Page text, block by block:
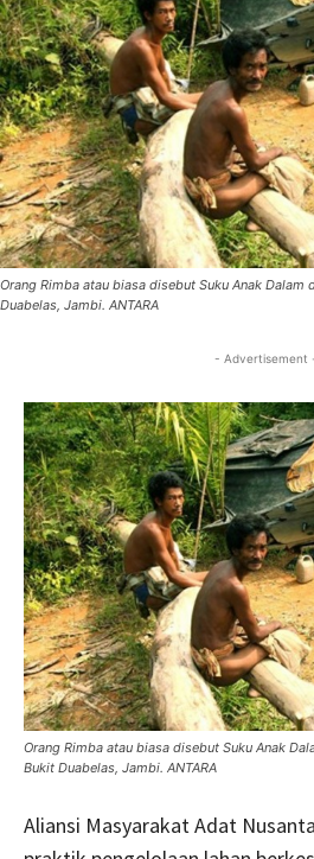
Orang Rimba atau biasa disebut Suku Anak Dalam
Duabelas, Jambi. ANTARA
- Advertisement
Orang Rimba atau biasa disebut Suku Anak
Bukit Duabelas, Jambi. ANTARA
Aliansi Masyarakat Adat